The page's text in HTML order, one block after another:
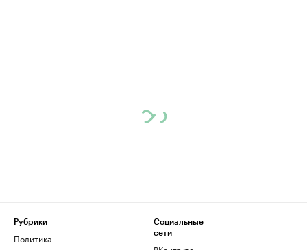
Рубрики
Политика
Социальные
сети